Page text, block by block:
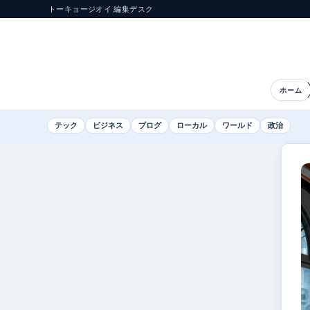
トーキョージオイ 編集デスク
ホーム
テック ビジネス ブログ ローカル ワールド 政治